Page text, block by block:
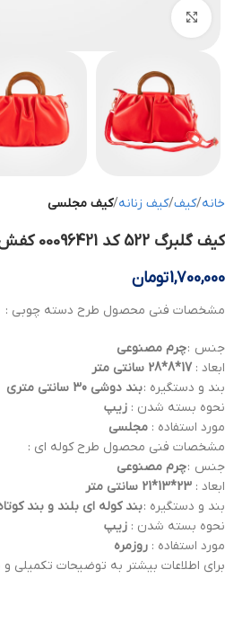
خانه کیف کیف زنانه کیف مجلسی
کیف گلبرگ 522 کد 00096421 کفش ملی
1,700,000تومان
مشخصات فنی محصول طرح دسته چوبی :
جنس :چرم مصنوعی
ابعاد :17*8*28 سانتی متر
بند و دستگیره :بند دوشی 30 سانتی متری
نحوه بسته شدن : زیپ
مورد استفاده : مجلسی
مشخصات فنی محصول طرح کوله ای :
جنس :چرم مصنوعی
ابعاد : 23*13*21 سانتی متر
بند و دستگیره :بند کوله ای بلند و بند کوتاه 8 سانتی
نحوه بسته شدن : زیپ
مورد استفاده : روزمره
برای اطلاعات بیشتر به توضیحات تکمیلی